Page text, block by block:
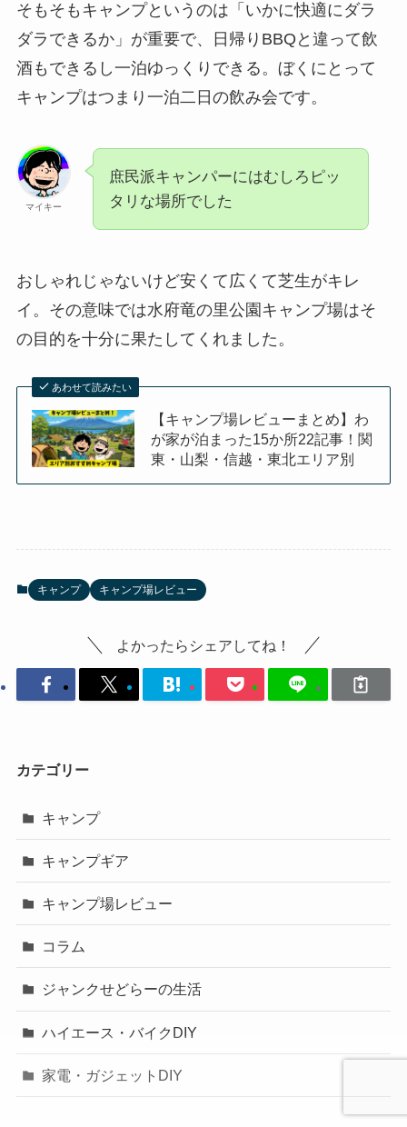
そもそもキャンプというのは「いかに快適にダラ
ダラできるか」が重要で、日帰りBBQと違って飲
酒もできるし一泊ゆっくりできる。ぼくにとって
キャンプはつまり一泊二日の飲み会です。
マイキー
庶民派キャンパーにはむしろピッ
タリな場所でした
おしゃれじゃないけど安くて広くて芝生がキレ
イ。その意味では水府竜の里公園キャンプ場はそ
の目的を十分に果たしてくれました。
あわせて読みたい
【キャンプ場レビューまとめ】わ
が家が泊まった15か所22記事！関
東・山梨・信越・東北エリア別
キャンプ キャンプ場レビュー
よかったらシェアしてね！
カテゴリー
キャンプ
キャンプギア
キャンプ場レビュー
コラム
ジャンクせどらーの生活
ハイエース・バイクDIY
家電・ガジェットDIY